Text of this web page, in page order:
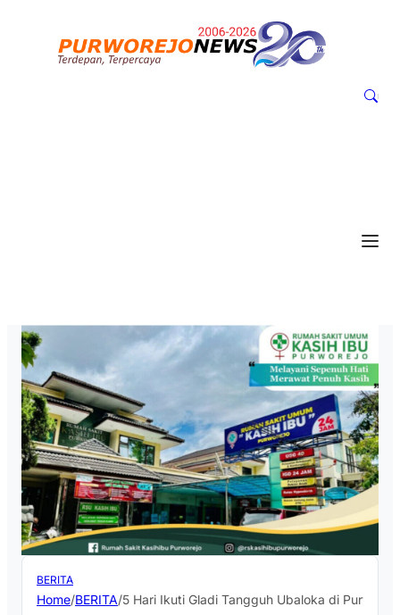
BERITA
Home/BERITA/5 Hari Ikuti Gladi Tangguh Ubaloka di